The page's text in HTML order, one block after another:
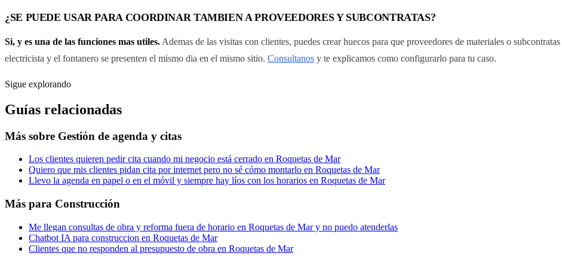
¿SE PUEDE USAR PARA COORDINAR TAMBIEN A PROVEEDORES Y SUBCONTRATAS?
Si, y es una de las funciones mas utiles. Ademas de las visitas con clientes, puedes crear huecos para que proveedores de materiales o
electricista y el fontanero se presenten el mismo dia en el mismo sitio. Consultanos y te explicamos como configurarlo para tu caso.
Sigue explorando
Guías relacionadas
Más sobre Gestión de agenda y citas
Los clientes quieren pedir cita cuando mi negocio está cerrado en Roquetas de Mar
Quiero que mis clientes pidan cita por internet pero no sé cómo montarlo en Roquetas de Mar
Llevo la agenda en papel o en el móvil y siempre hay líos con los horarios en Roquetas de Mar
Más para Construcción
Me llegan consultas de obra y reforma fuera de horario en Roquetas de Mar y no puedo atenderlas
Chatbot IA para construccion en Roquetas de Mar
Clientes que no responden al presupuesto de obra en Roquetas de Mar